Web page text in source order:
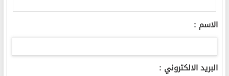
الاسم :
البريد الالكتروني :